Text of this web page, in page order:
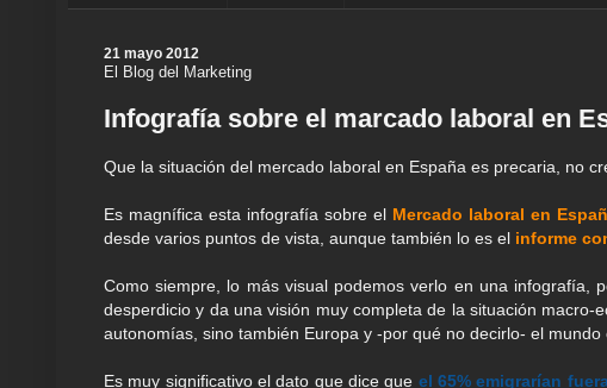
21 mayo 2012
El Blog del Marketing
Infografía sobre el marcado laboral en
Que la situación del mercado laboral en España es precaria, no
Es magnífica esta infografía sobre el Mercado laboral en
desde varios puntos de vista, aunque también lo es el informe
Como siempre, lo más visual podemos verlo en una infografía,
desperdicio y da una visión muy completa de la situación
autonomías, sino también Europa y -por qué no decirlo- el mundo
Es muy significativo el dato que dice que el 65% emigrarían